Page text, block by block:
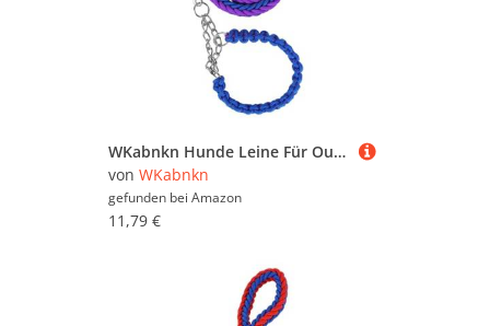
WKabnkn Hunde Leine Für Outdoor Walking Nopull Haustiertraining Leiter Praktisches Nylon Leine Einstellbares Traktionsseil Für Große Hunde Blei
von WKabnkn
gefunden bei Amazon
11,79 €